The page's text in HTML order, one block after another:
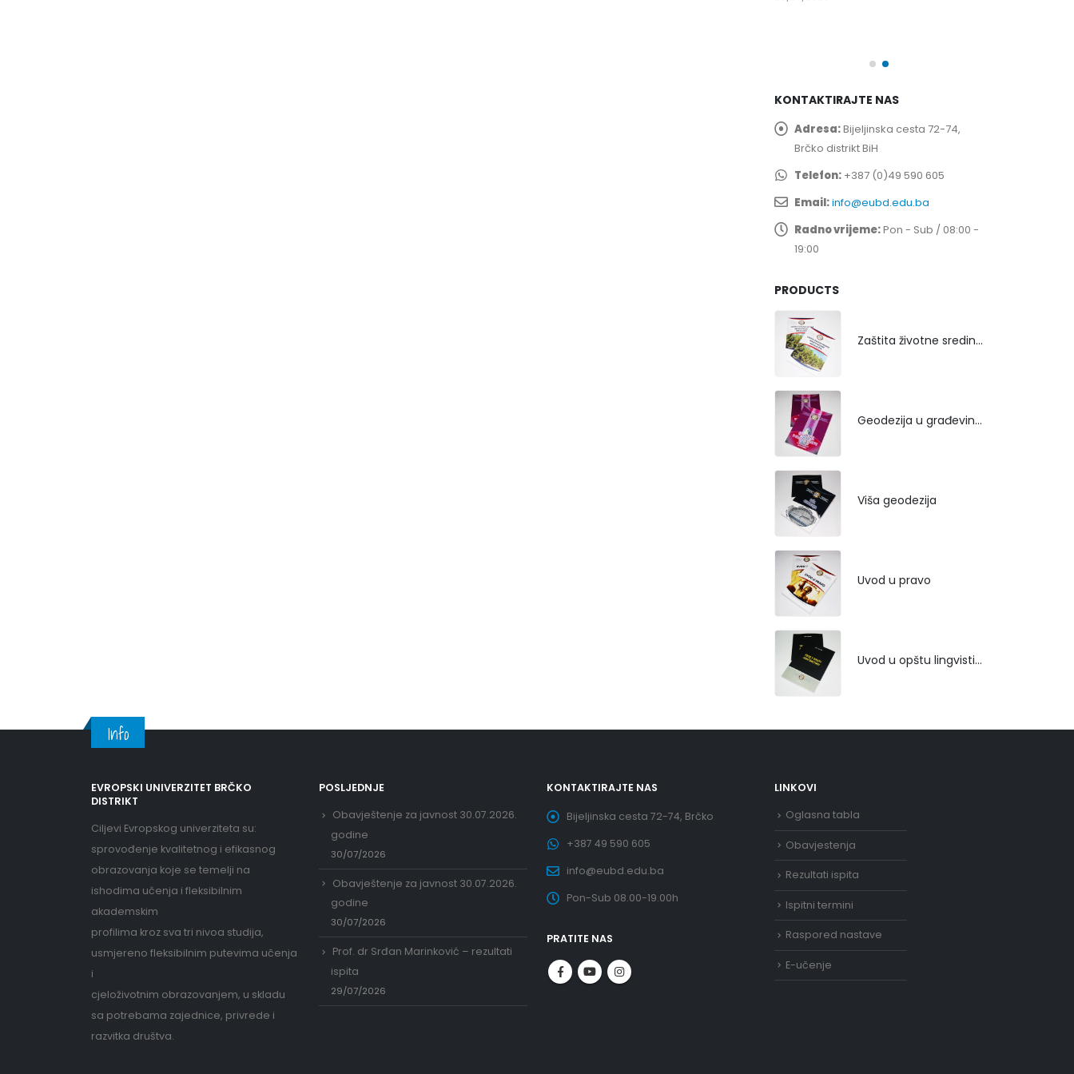
KONTAKTIRAJTE NAS
Adresa:Bijeljinska cesta 72-74,
Brčko distrikt BiH
Telefon: +387 (0)49 590 605
Email:info@eubd.edu.ba
Radno vrijeme:Pon - Sub / 08:00 -
19:00
PRODUCTS
Zaštita životne sredine rekultivacijom odlagališta
Geodezija u građevinarstvu
Viša geodezija
Uvod u pravo
Uvod u opštu lingvistiku
Info
EVROPSKI UNIVERZITET BRČKO
DISTRIKT
Ciljevi Evropskog univerziteta su:
sprovođenje kvalitetnog i efikasnog
obrazovanja koje se temelji na
ishodima učenja i fleksibilnim
akademskim
profilima kroz sva tri nivoa studija,
usmjereno fleksibilnim putevima učenja
i
cjeloživotnim obrazovanjem, u skladu
sa potrebama zajednice, privrede i
razvitka društva.
POSLJEDNJE
Obavještenje za javnost 30.07.2026.
godine
30/07/2026
Obavještenje za javnost 30.07.2026.
godine
30/07/2026
Prof. dr Srđan Marinković – rezultati
ispita
29/07/2026
KONTAKTIRAJTE NAS
Bijeljinska cesta 72-74, Brčko
+387 49 590 605
info@eubd.edu.ba
Pon-Sub 08.00-19.00h
PRATITE NAS
LINKOVI
Oglasna tabla
Obavjestenja
Rezultati ispita
Ispitni termini
Raspored nastave
E-učenje